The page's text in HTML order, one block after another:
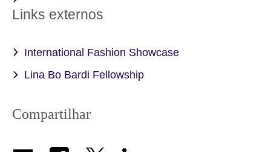
Links externos
International Fashion Showcase
Lina Bo Bardi Fellowship
Compartilhar